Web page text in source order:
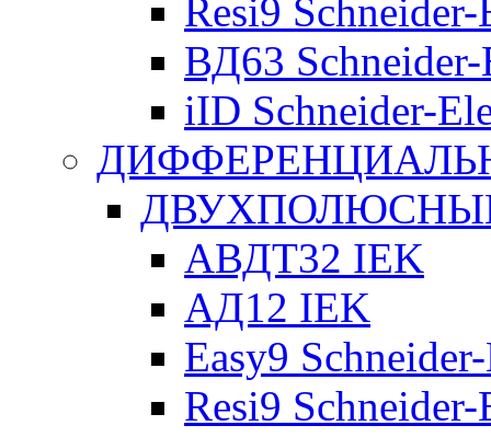
Resi9
ВД63
iID Schneider-
АВДТ32 IEK
АД12 IEK
Easy9
Resi9